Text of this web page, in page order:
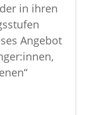
in ihren
Angebot